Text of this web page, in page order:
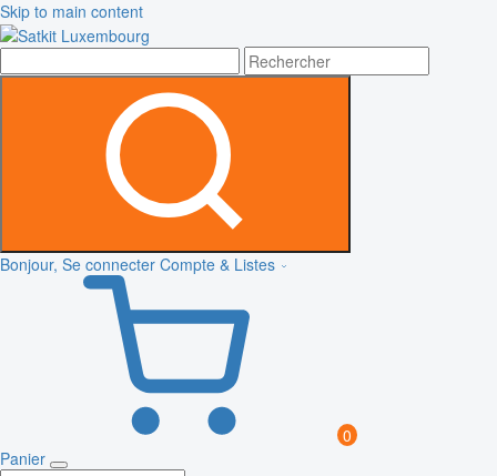
Skip to main content
Bonjour, Se connecter Compte & Listes
0
Panier